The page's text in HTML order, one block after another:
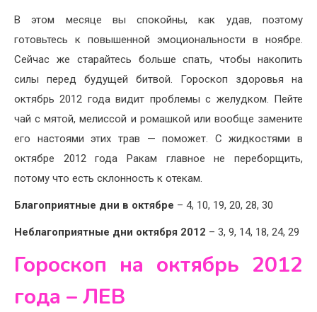
В этом месяце вы спокойны, как удав, поэтому
готовьтесь к повышенной эмоциональности в ноябре.
Сейчас же старайтесь больше спать, чтобы накопить
силы перед будущей битвой. Гороскоп здоровья на
октябрь 2012 года видит проблемы с желудком. Пейте
чай с мятой, мелиссой и ромашкой или вообще замените
его настоями этих трав — поможет. С жидкостями в
октябре 2012 года Ракам главное не переборщить,
потому что есть склонность к отекам.
Благоприятные дни в октябре – 4, 10, 19, 20, 28, 30
Неблагоприятные дни октября 2012 – 3, 9, 14, 18, 24, 29
Гороскоп на октябрь 2012
года – ЛЕВ